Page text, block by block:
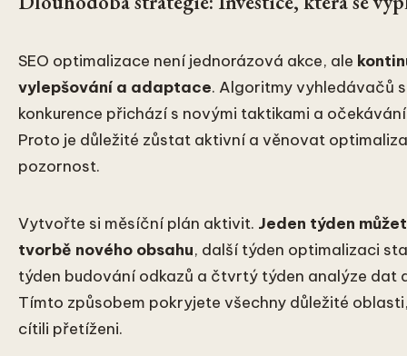
SEO optimalizace není jednorázová akce, ale
vylepšování a adaptace. Algoritmy vyhledávačů
konkurence přichází s novými taktikami a
Proto je důležité zůstat aktivní a věnovat
pozornost.
Vytvořte si měsíční plán aktivit. Jeden týden
tvorbě nového obsahu, další týden optimalizaci
týden budování odkazů a čtvrtý týden analýze dat
Tímto způsobem pokryjete všechny důležité
cítili přetíženi.